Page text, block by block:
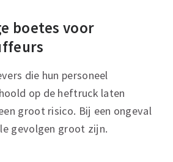
boetes voor
die hun personeel
op de heftruck laten
groot risico. Bij een ongeval
gevolgen groot zijn.